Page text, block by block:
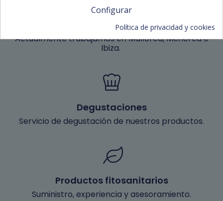
Capacidad de reparto
Actualmente trabajamos en Mallorca, Menorca e
Ibiza.
Degustaciones
Servicio de degustación de nuestros productos.
Productos fitosanitarios
Suministro, experiencia y asesoramiento.
Configurar
Política de privacidad y cookies